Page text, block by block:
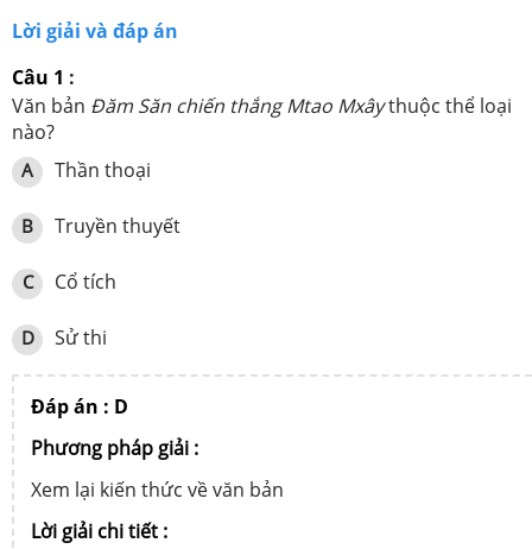
Lời giải và đáp án
Câu 1 :
Văn bản Đăm Săn chiến thắng Mtao Mxâythuộc thể loại
nào?
A Thần thoại
B Truyền thuyết
C Cổ tích
D Sử thi
Đáp án : D
Phương pháp giải :
Xem lại kiến thức về văn bản
Lời giải chi tiết :